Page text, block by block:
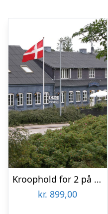
Kroophold for 2 på Nørre Vissing Kro
kr. 899,00